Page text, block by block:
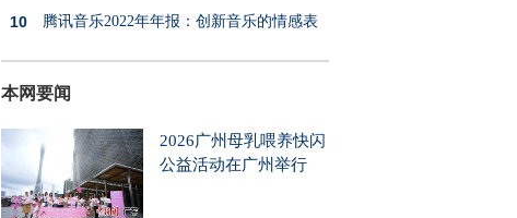
的10 腾讯音乐2022年年报：创新音乐的情感表
达，
本网要闻
2026广州母乳喂养快闪
公益活动在广州举行